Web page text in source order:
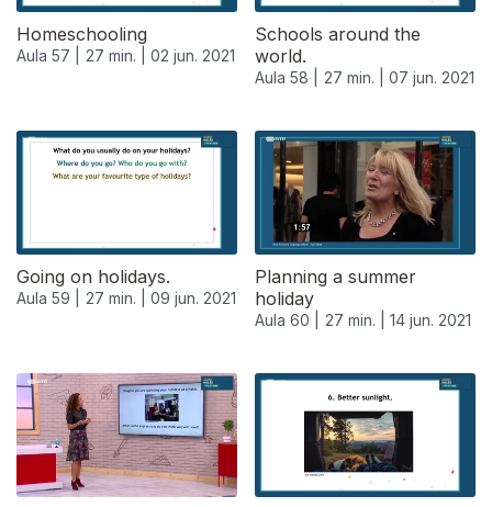
Homeschooling
Aula 57 | 27 min. | 02 jun. 2021
Schools around the
world.
Aula 58 | 27 min. | 07 jun. 2021
Going on holidays.
Aula 59 | 27 min. | 09 jun. 2021
Planning a summer
holiday
Aula 60 | 27 min. | 14 jun. 2021
550986